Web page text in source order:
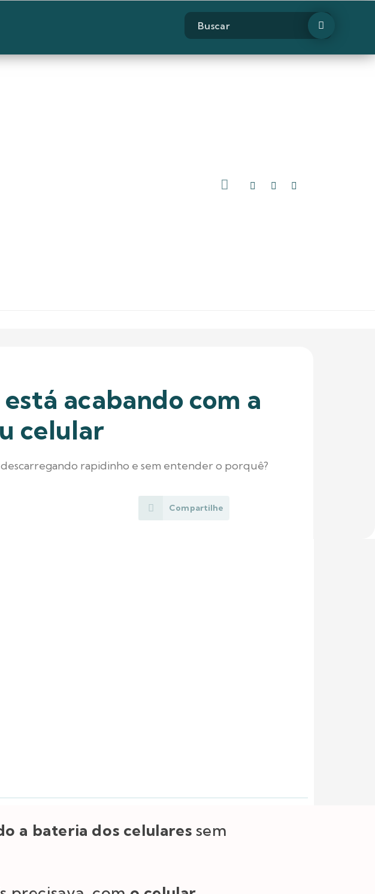
acabando com a
celular
rapidinho e sem entender o porquê?
Compartilhe
a bateria dos celulares sem